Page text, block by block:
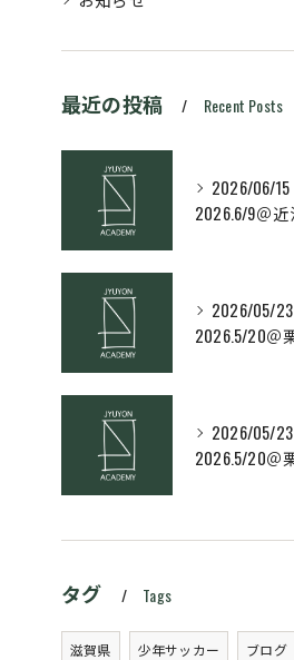
最近の投稿 Recent Posts
2026/06/15
2026/05/23
2026/05/23
タグ Tags
滋賀県 少年サッカー ブログ